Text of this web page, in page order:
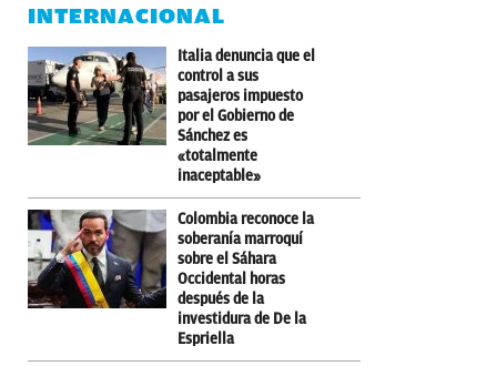
INTERNACIONAL
Italia denuncia que el
control a sus
pasajeros impuesto
por el Gobierno de
Sánchez es
«totalmente
inaceptable»
Colombia reconoce la
soberanía marroquí
sobre el Sáhara
Occidental horas
después de la
investidura de De la
Espriella